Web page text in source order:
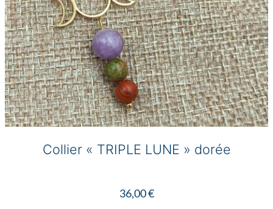
Collier « TRIPLE LUNE » dorée
36,00€